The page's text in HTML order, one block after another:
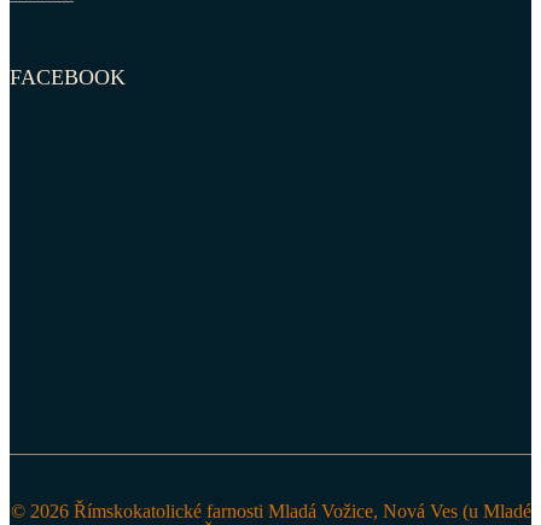
FACEBOOK
© 2026 Římskokatolické farnosti Mladá Vožice, Nová Ves (u Mladé